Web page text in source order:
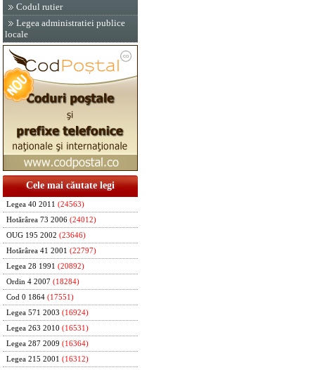
Codul rutier
Legea administratiei publice
locale
Cele mai căutate legi
Legea 40 2011 (24563)
Hotărârea 73 2006 (24012)
OUG 195 2002 (23646)
Hotărârea 41 2001 (22797)
Legea 28 1991 (20892)
Ordin 4 2007 (18284)
Cod 0 1864 (17551)
Legea 571 2003 (16924)
Legea 263 2010 (16531)
Legea 287 2009 (16364)
Legea 215 2001 (16312)